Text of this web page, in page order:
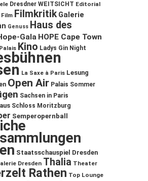
Dresdner WEITSICHT Editorial
Film Filmkritik Galerie
Genuss Haus des
Gala HOPE Cape Town
Kino Ladys Gin Night
La Saxe à Paris Lesung
Open Air Palais Sommer
Sachsen in Paris
Schloss Moritzburg
Semperopernball
Staatsschauspiel Dresden
Dresden Thalia Theater
Rathen Top Lounge